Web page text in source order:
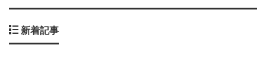
新着記事